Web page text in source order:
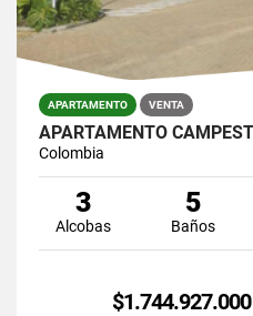
APARTAMENTO VENTA
Colombia
3
Alcobas
5
Baños
$1.744.927.000